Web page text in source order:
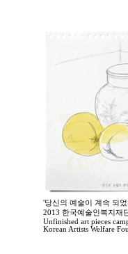
'당신의 예술이 계속 되
2013 한국예술인복지재
Unfinished art pieces
Korean Artists Welfare